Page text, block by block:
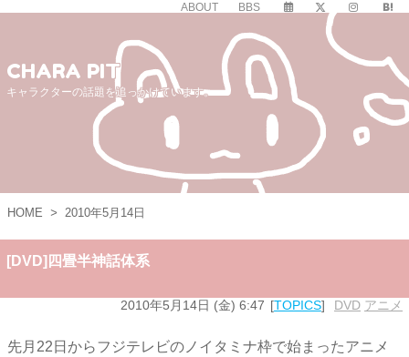
ABOUT BBS
CHARA PIT
キャラクターの話題を追っかけています。
HOME > 2010年5月14日
[DVD]四畳半神話体系
2010年5月14日 (金) 6:47 TOPICS DVD アニメ
先月22日からフジテレビのノイタミナ枠で始まったアニメ